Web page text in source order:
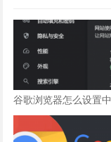
谷歌浏览器怎么设置